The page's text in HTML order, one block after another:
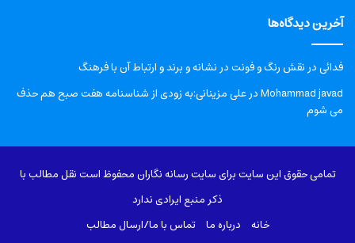
محتوا
آخرین دیدگاه‌ها
فدائیدرنقش رنگ و فونت در نشانه و برند و ارتباط آن با فرهنگ
Mohammad javadدرعلی مزینانی:به زودی از شناسنامه هفت صبح هم حذف
می شوم
تمامی حقوق این سایت برای سایت رسانه نگاران محفوظ است نقل مطالب با
ذکر منبع ایرادی ندارد
خانه
درباره‌ ما تماس با ما/ارسال مطالب